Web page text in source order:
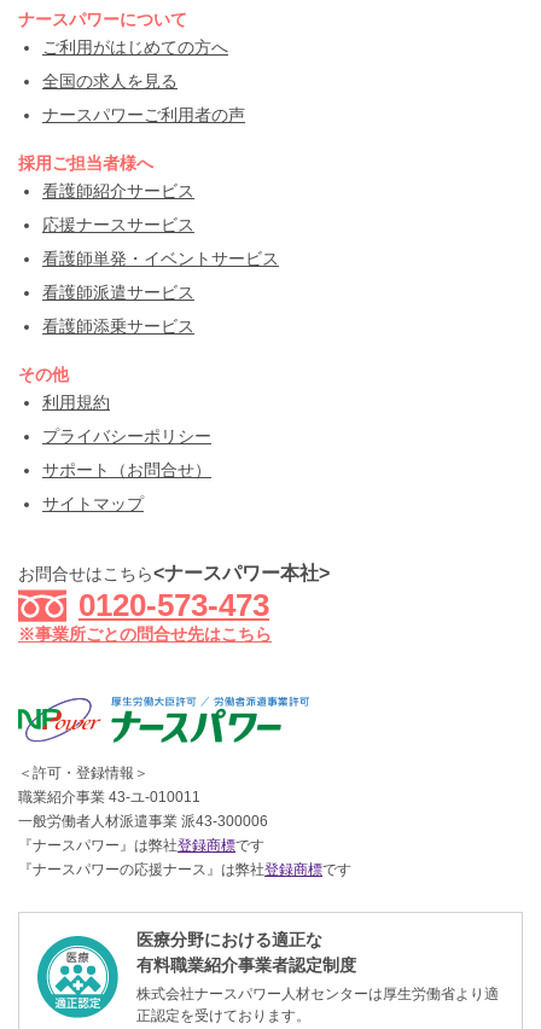
ナースパワーについて
ご利用がはじめての方へ
全国の求人を見る
ナースパワーご利用者の声
採用ご担当者様へ
看護師紹介サービス
応援ナースサービス
看護師単発・イベントサービス
看護師派遣サービス
看護師添乗サービス
その他
利用規約
プライバシーポリシー
サポート（お問合せ）
サイトマップ
お問合せはこちら<ナースパワー本社>
0120-573-473
※事業所ごとの問合せ先はこちら
＜許可・登録情報＞
職業紹介事業 43-ユ-010011
一般労働者人材派遣事業 派43-300006
『ナースパワー』は弊社登録商標です
『ナースパワーの応援ナース』は弊社登録商標です
医療分野における適正な
有料職業紹介事業者認定制度
株式会社ナースパワー人材センターは厚生労働省より適
正認定を受けております。